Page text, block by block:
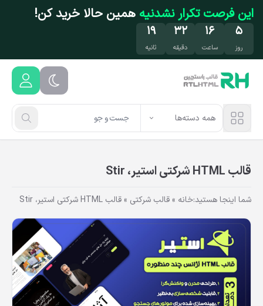
رفتن به محتوای اصلی
این فرصت تکرار نشدنیه همین حالا خرید کن!
۵
روز
۱۶
ساعت
۳۲
دقیقه
۱۸
ثانیه
همه دسته‌ها
قالب HTML شرکتی استیر، Stir
شما اینجا هستید:خانه »قالب شرکتی »قالب HTML شرکتی استیر، Stir